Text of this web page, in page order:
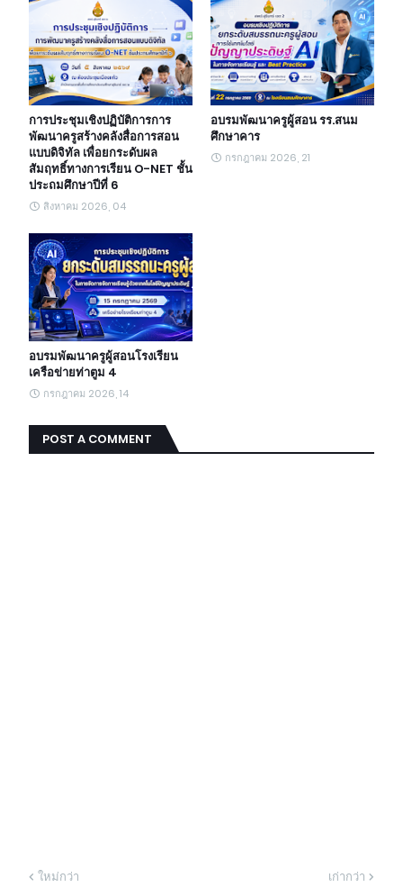
การประชุมเชิงปฏิบัติการการ
พัฒนาครูสร้างคลังสื่อการสอน
แบบดิจิทัล เพื่อยกระดับผล
สัมฤทธิ์ทางการเรียน O-NET ชั้น
ประถมศึกษาปีที่ 6
สิงหาคม 2026, 04
อบรมพัฒนาครูผู้สอน รร.สนม
ศึกษาคาร
กรกฎาคม 2026, 21
อบรมพัฒนาครูผู้สอนโรงเรียน
เครือข่ายท่าตูม 4
กรกฎาคม 2026, 14
POST A COMMENT
ใหม่กว่า เก่ากว่า